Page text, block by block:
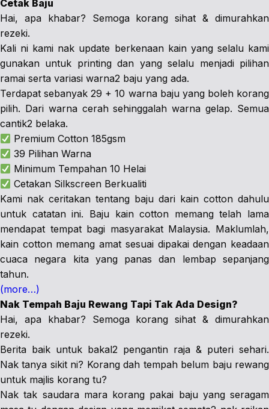
Cetak Baju
Hai, apa khabar? Semoga korang sihat & dimurahkan
rezeki.
Kali ni kami nak update berkenaan kain yang selalu kami
gunakan untuk printing dan yang selalu menjadi pilihan
ramai serta variasi warna2 baju yang ada.
Terdapat sebanyak 29 + 10 warna baju yang boleh korang
pilih. Dari warna cerah sehinggalah warna gelap. Semua
cantik2 belaka.
Premium Cotton 185gsm
39 Pilihan Warna
Minimum Tempahan 10 Helai
Cetakan Silkscreen Berkualiti
Kami nak ceritakan tentang baju dari kain cotton dahulu
untuk catatan ini. Baju kain cotton memang telah lama
mendapat tempat bagi masyarakat Malaysia. Maklumlah,
kain cotton memang amat sesuai dipakai dengan keadaan
cuaca negara kita yang panas dan lembap sepanjang
tahun.
(more…)
Nak Tempah Baju Rewang Tapi Tak Ada Design?
Hai, apa khabar? Semoga korang sihat & dimurahkan
rezeki.
Berita baik untuk bakal2 pengantin raja & puteri sehari.
Nak tanya sikit ni? Korang dah tempah belum baju rewang
untuk majlis korang tu?
Nak tak saudara mara korang pakai baju yang seragam